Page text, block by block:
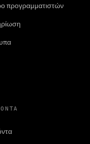
προγραμματιστών